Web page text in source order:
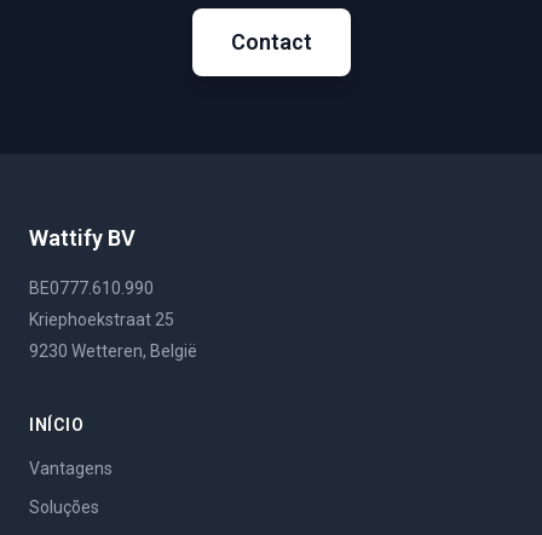
Contact
Wattify BV
BE0777.610.990
Kriephoekstraat 25
9230 Wetteren, België
INÍCIO
Vantagens
Soluções